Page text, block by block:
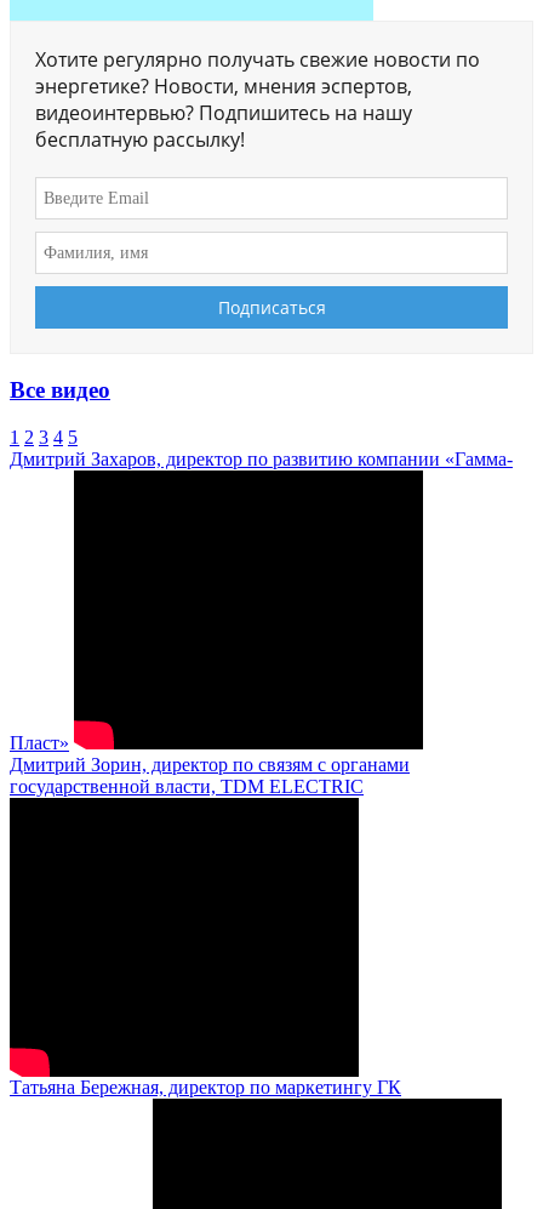
Хотите регулярно получать свежие новости по
энергетике? Новости, мнения эспертов,
видеоинтервью? Подпишитесь на нашу
бесплатную рассылку!
Все видео
1 2 3 4 5
Дмитрий Захаров, директор по развитию компании «Гамма-
Пласт»
Дмитрий Зорин, директор по связям с органами
государственной власти, TDM ELECTRIC
Татьяна Бережная, директор по маркетингу ГК